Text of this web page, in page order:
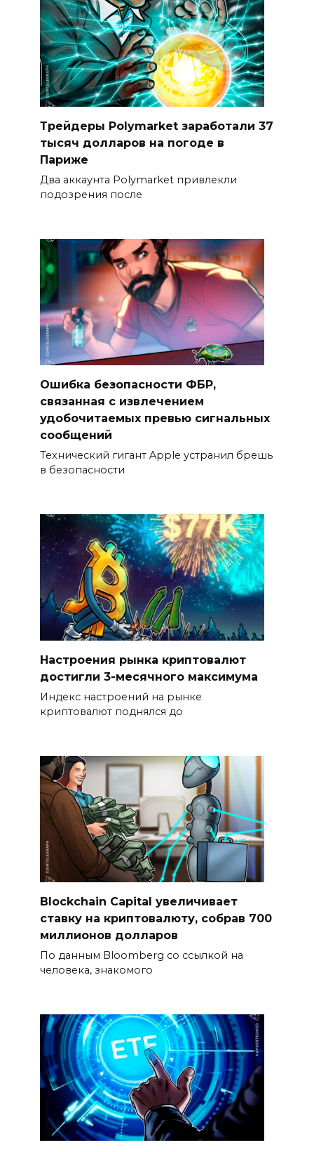
Трейдеры Polymarket заработали 37
тысяч долларов на погоде в
Париже
Два аккаунта Polymarket привлекли
подозрения после
Ошибка безопасности ФБР,
связанная с извлечением
удобочитаемых превью сигнальных
сообщений
Технический гигант Apple устранил брешь
в безопасности
Настроения рынка криптовалют
достигли 3-месячного максимума
Индекс настроений на рынке
криптовалют поднялся до
Blockchain Capital увеличивает
ставку на криптовалюту, собрав 700
миллионов долларов
По данным Bloomberg со ссылкой на
человека, знакомого